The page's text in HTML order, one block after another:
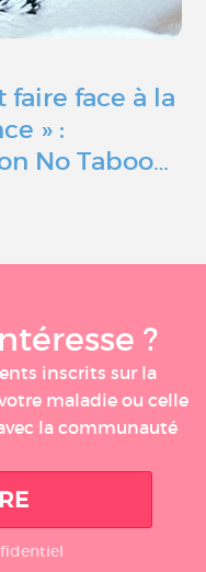
faire face à la
» :
No Taboo…
?
inscrits sur la
maladie ou celle
la communauté